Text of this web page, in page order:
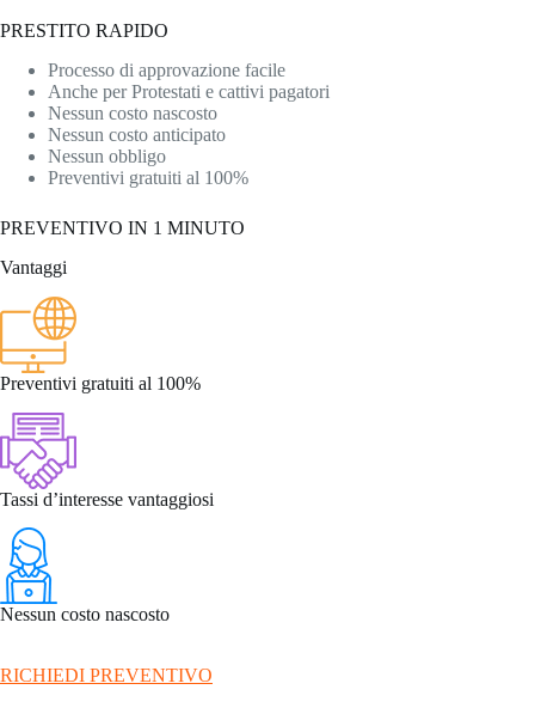
PRESTITO RAPIDO
Processo di approvazione facile
Anche per Protestati e cattivi pagatori
Nessun costo nascosto
Nessun costo anticipato
Nessun obbligo
Preventivi gratuiti al 100%
PREVENTIVO IN 1 MINUTO
Vantaggi
Preventivi gratuiti al 100%
Tassi d’interesse vantaggiosi
Nessun costo nascosto
RICHIEDI PREVENTIVO